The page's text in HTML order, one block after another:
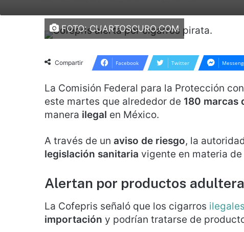
FOTO: CUARTOSCURO.COM
Compartir Facebook Twitter
La Comisión Federal para la Protección
este martes que alrededor de 180 marcas
manera ilegal en México.
A través de un aviso de riesgo, la
legislación sanitaria vigente en materia
Alertan por productos
La Cofepris señaló que los cigarros ilegales
importación y podrían tratarse de